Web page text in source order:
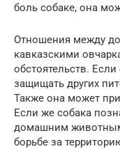
боль собаке, она
Отношения между
кавказскими
обстоятельств.
защищать других
Также она может
Если же собака
домашним
борьбе за